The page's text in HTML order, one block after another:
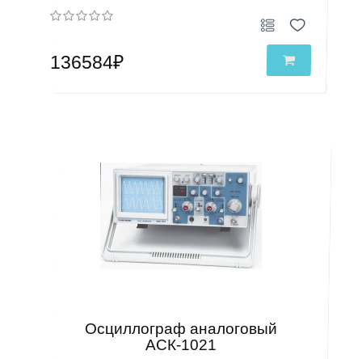
136584₽
Осциллограф аналоговый
АСК-1021